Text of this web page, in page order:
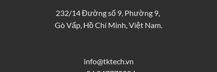
232/14 Đường số 9, Phường 9,
Gò Vấp, Hồ Chí Minh, Việt Nam.
info@tktech.vn